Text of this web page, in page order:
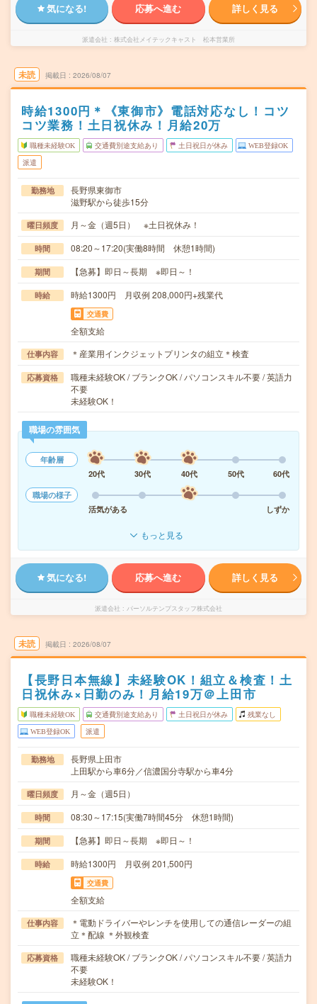
気になる! 応募へ進む 詳しく見る
派遣会社 株式会社メイテックキャスト 松本営業所
未読 掲載日 2026/08/07
時給1300円＊《東御市》電話対応なし！コツ
コツ業務！土日祝休み！月給20万
職種未経験OK 交通費別途支給あり 土日祝日が休み WEB登録OK
派遣
勤務地
長野県東御市
滋野駅から徒歩15分
曜日頻度 月～金（週5日） ※土日祝休み！
時間 08:20～17:20(実働8時間 休憩1時間)
期間 【急募】即日～長期 ※即日～！
時給 時給1300円 月収例 208,000円+残業代
交通費
全額支給
仕事内容 ＊産業用インクジェットプリンタの組立＊検査
応募資格
職種未経験OK / ブランクOK / パソコンスキル不要 / 英語力
不要
未経験OK！
職場の雰囲気
年齢層
20代
30代 40代 50代
60代
職場の様子
活気がある
しずか
もっと見る
気になる! 応募へ進む 詳しく見る
派遣会社 パーソルテンプスタッフ株式会社
未読 掲載日 2026/08/07
【長野日本無線】未経験OK！組立＆検査！土
日祝休み×日勤のみ！月給19万＠上田市
職種未経験OK 交通費別途支給あり 土日祝日が休み 残業なし
WEB登録OK 派遣
勤務地
長野県上田市
上田駅から車6分／信濃国分寺駅から車4分
曜日頻度 月～金（週5日）
時間 08:30～17:15(実働7時間45分 休憩1時間)
期間 【急募】即日～長期 ※即日～！
時給 時給1300円 月収例 201,500円
交通費
全額支給
仕事内容
＊電動ドライバーやレンチを使用しての通信レーダーの組
立＊配線 ＊外観検査
応募資格
職種未経験OK / ブランクOK / パソコンスキル不要 / 英語力
不要
未経験OK！